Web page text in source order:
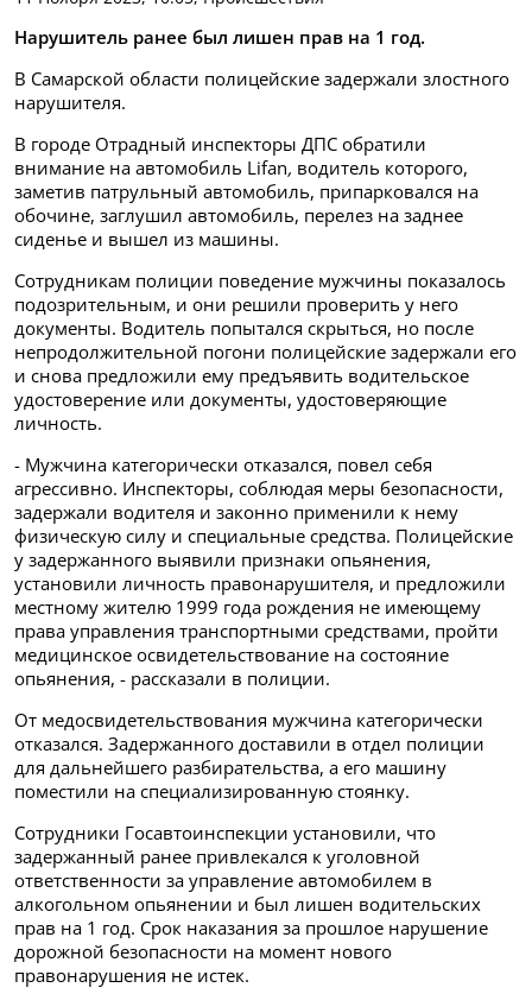
Нарушитель ранее был лишен прав на 1 год.
В Самарской области полицейские задержали злостного
нарушителя.
В городе Отрадный инспекторы ДПС обратили
внимание на автомобиль Lifan, водитель которого,
заметив патрульный автомобиль, припарковался на
обочине, заглушил автомобиль, перелез на заднее
сиденье и вышел из машины.
Сотрудникам полиции поведение мужчины показалось
подозрительным, и они решили проверить у него
документы. Водитель попытался скрыться, но после
непродолжительной погони полицейские задержали его
и снова предложили ему предъявить водительское
удостоверение или документы, удостоверяющие
личность.
- Мужчина категорически отказался, повел себя
агрессивно. Инспекторы, соблюдая меры безопасности,
задержали водителя и законно применили к нему
физическую силу и специальные средства. Полицейские
у задержанного выявили признаки опьянения,
установили личность правонарушителя, и предложили
местному жителю 1999 года рождения не имеющему
права управления транспортными средствами, пройти
медицинское освидетельствование на состояние
опьянения, - рассказали в полиции.
От медосвидетельствования мужчина категорически
отказался. Задержанного доставили в отдел полиции
для дальнейшего разбирательства, а его машину
поместили на специализированную стоянку.
Сотрудники Госавтоинспекции установили, что
задержанный ранее привлекался к уголовной
ответственности за управление автомобилем в
алкогольном опьянении и был лишен водительских
прав на 1 год. Срок наказания за прошлое нарушение
дорожной безопасности на момент нового
правонарушения не истек.